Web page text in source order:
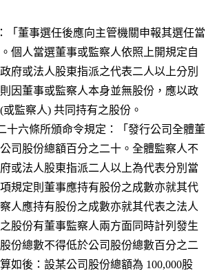
規定：「董事選任後應向主管機關申報其選任當
數額」。個人當選董事或監察人依照上開規定自
，至於政府或法人股東指派之代表二人以上分別
察人，則因董事或監察人本身並無股份，應以政
董事(或監察人) 共同持有之股份。
法第二十六條所頒命令規定：「發行公司全體董
得少於公司股份總額百分之二十。全體監察人不
是故政府或法人股東指派二人以上為代表分別當
依照前項規定則董事應持有股份之成數亦就其代
算。監察人應持有股份之成數亦就其代表之法人
一法人之股份有董事監察人兩方面同時計列發生
監應有股份總數不得低於公司股份總數百分之二
舉行計算如後：設某公司股份總額為 100,000股